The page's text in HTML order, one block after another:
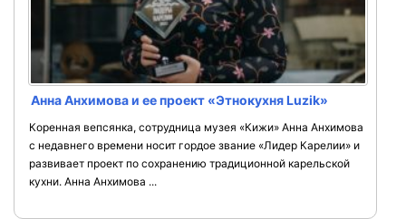
Анна Анхимова и ее проект «Этнокухня Luzik»
Коренная вепсянка, сотрудница музея «Кижи» Анна Анхимова
с недавнего времени носит гордое звание «Лидер Карелии» и
развивает проект по сохранению традиционной карельской
кухни. Анна Анхимова ...